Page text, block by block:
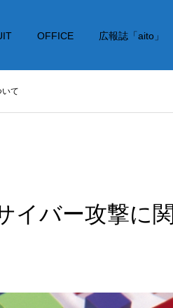
OFFICE 広報誌「aito」
て
イバー攻撃に関